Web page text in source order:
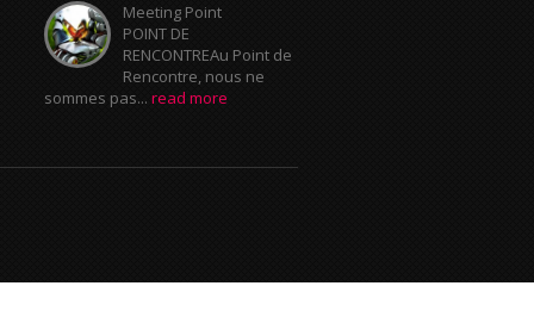
Meeting Point
POINT DE
RENCONTREAu Point de
Rencontre, nous ne
sommes pas... read more